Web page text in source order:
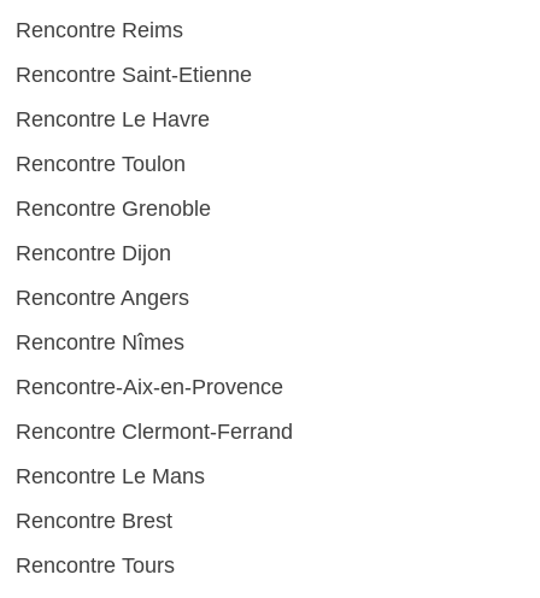
Rencontre Reims
Rencontre Saint-Etienne
Rencontre Le Havre
Rencontre Toulon
Rencontre Grenoble
Rencontre Dijon
Rencontre Angers
Rencontre Nîmes
Rencontre-Aix-en-Provence
Rencontre Clermont-Ferrand
Rencontre Le Mans
Rencontre Brest
Rencontre Tours